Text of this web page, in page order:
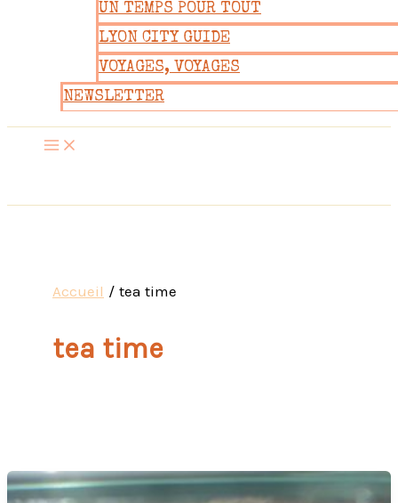
UN TEMPS POUR TOUT
LYON CITY GUIDE
VOYAGES, VOYAGES
NEWSLETTER
Accueil tea time
tea time